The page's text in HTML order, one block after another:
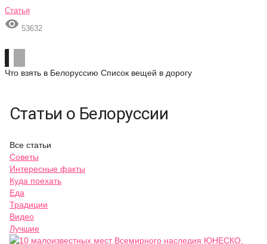
Статья
 53632
Что взять в Белоруссию Список вещей в дорогу
Статьи о Белоруссии
Все статьи
Советы
Интересные факты
Куда поехать
Еда
Традиции
Видео
Лучшие